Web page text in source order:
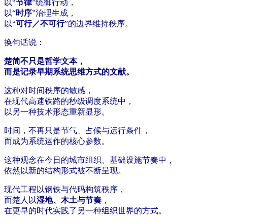
以“节律”统御行动，
以“时序”治理生成，
以“可行／不可行”的边界维持秩序。
换句话说：
楚简不只是哲学文本，
而是记录早期系统思维方式的文献。
这种对时间秩序的敏感，
在现代高速铁路的秒级调度系统中，
以另一种技术形态重新显形。
时间，不再只是节气、占候与运行条件，
而成为系统运作的核心参数。
这种观念在今日的城市组织、基础设施节奏中，
依然以新的结构形式被不断呈现。
现代工程以钢铁与代码构筑秩序，
而楚人以湿地、木土与节奏 ，
在更早的时代实践了另一种组织世界的方式。